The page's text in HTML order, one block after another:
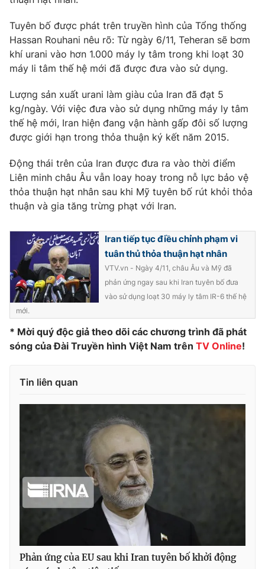
Góc doanh nghiệp
Phim VTV
Hậu trường
Nhân vật
Khán giả
Giải sao mai
Giải trí
Điện ảnh
Âm nhạc
Sao
Du lịch
Làm đẹp
Chất lượng cuộc sống
Giáo dục
Tuyển sinh
Học trực tuyến
Hitech Công nghệ tương lai
Sản phẩm
Tư vấn
Giao lưu trực tuyến
Chuyên mục khác
Emagazine Podcast
Photo Infographic
VTV Money
Bất động sản
Tấm lòng Việt
VTV4 Vươn mình bằng AI
VTV8
Liên hệ tòa soạn English
Tuyên bố được phát trên truyền hình của Tổng thống
Hassan Rouhani nêu rõ: Từ ngày 6/11, Teheran sẽ bơm
khí urani vào hơn 1.000 máy ly tâm trong khi loạt 30
máy li tâm thế hệ mới đã được đưa vào sử dụng.
Lượng sản xuất urani làm giàu của Iran đã đạt 5
kg/ngày. Với việc đưa vào sử dụng những máy ly tâm
thế hệ mới, Iran hiện đang vận hành gấp đôi số lượng
được giới hạn trong thỏa thuận ký kết năm 2015.
Động thái trên của Iran được đưa ra vào thời điểm
Liên minh châu Âu vẫn loay hoay trong nỗ lực bảo vệ
thỏa thuận hạt nhân sau khi Mỹ tuyên bố rút khỏi thỏa
thuận và gia tăng trừng phạt với Iran.
Iran tiếp tục điều chỉnh phạm vi
tuân thủ thỏa thuận hạt nhân
VTV.vn - Ngày 4/11, châu Âu và Mỹ đã
phản ứng ngay sau khi Iran tuyên bố đưa
vào sử dụng loạt 30 máy ly tâm IR-6 thế hệ
mới.
* Mời quý độc giả theo dõi các chương trình đã phát
sóng của Đài Truyền hình Việt Nam trên TV Online!
Tin liên quan
Phản ứng của EU sau khi Iran tuyên bố khởi động